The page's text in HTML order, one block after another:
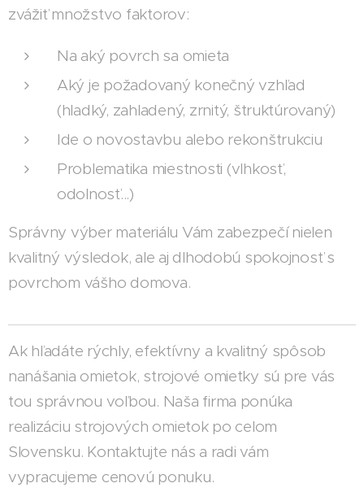
zvážiť množstvo faktorov:
Na aký povrch sa omieta
Aký je požadovaný konečný vzhľad
(hladký, zahladený, zrnitý, štruktúrovaný)
Ide o novostavbu alebo rekonštrukciu
Problematika miestnosti (vlhkosť,
odolnosť...)
Správny výber materiálu Vám zabezpečí nielen
kvalitný výsledok, ale aj dlhodobú spokojnosť s
povrchom vášho domova.
Ak hľadáte rýchly, efektívny a kvalitný spôsob
nanášania omietok, strojové omietky sú pre vás
tou správnou voľbou. Naša firma ponúka
realizáciu strojových omietok po celom
Slovensku. Kontaktujte nás a radi vám
vypracujeme cenovú ponuku.